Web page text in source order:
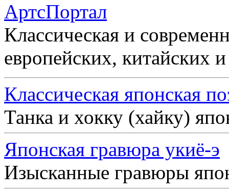
АртсПортал
Классическая и
европейских, китайских
Классическая японская
Танка и хокку (хайку)
Японская гравюра укиё-э
Изысканные гравюры